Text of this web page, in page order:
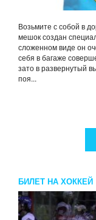
Возьмите с собой в
мешок создан
сложенном виде он
себя в багаже
зато в развернутый
поя...
БИЛЕТ НА ХОККЕЙ